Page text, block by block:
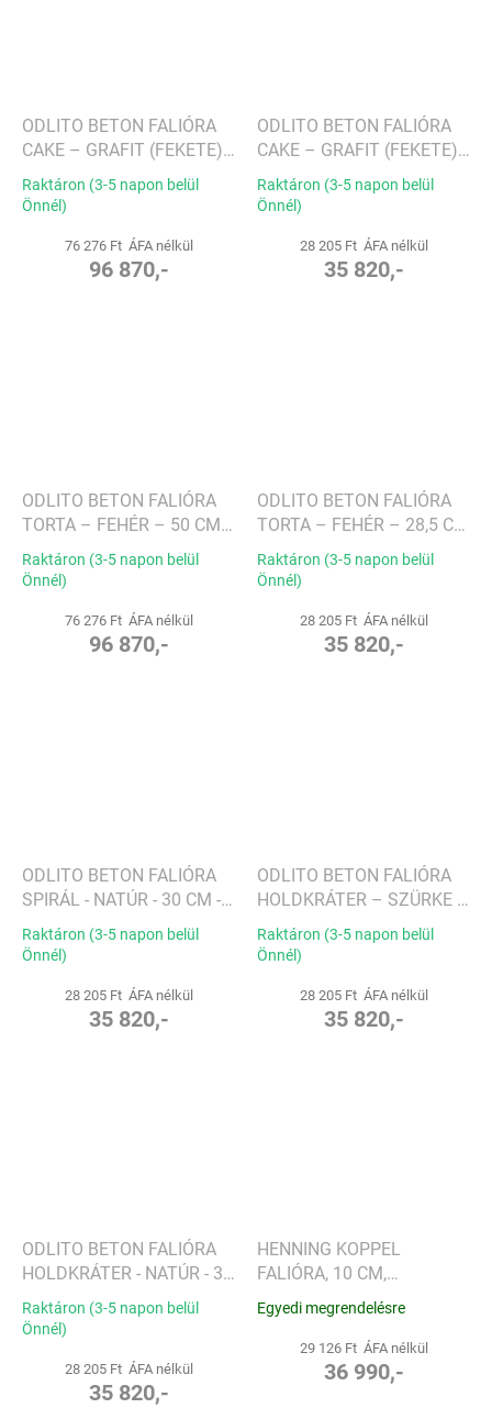
ODLITO BETON FALIÓRA
CAKE – GRAFIT (FEKETE)
– 50 CM – BARNA
MUTATÓK
Raktáron (3-5 napon belül
Önnél)
76 276 Ft ÁFA nélkül
96 870,-
ODLITO BETON FALIÓRA
CAKE – GRAFIT (FEKETE)
– 28,5 CM – BARNA
MUTATÓK
Raktáron (3-5 napon belül
Önnél)
28 205 Ft ÁFA nélkül
35 820,-
ODLITO BETON FALIÓRA
TORTA – FEHÉR – 50 CM
– BARNA MUTATÓK
Raktáron (3-5 napon belül
Önnél)
76 276 Ft ÁFA nélkül
96 870,-
ODLITO BETON FALIÓRA
TORTA – FEHÉR – 28,5 CM
– BARNA MUTATÓK
Raktáron (3-5 napon belül
Önnél)
28 205 Ft ÁFA nélkül
35 820,-
ODLITO BETON FALIÓRA
SPIRÁL - NATÚR - 30 CM -
BARNA MUTATÓK
Raktáron (3-5 napon belül
Önnél)
28 205 Ft ÁFA nélkül
35 820,-
ODLITO BETON FALIÓRA
HOLDKRÁTER – SZÜRKE –
30 CM – FEKETE
MUTATÓK
Raktáron (3-5 napon belül
Önnél)
28 205 Ft ÁFA nélkül
35 820,-
ODLITO BETON FALIÓRA
HOLDKRÁTER - NATÚR - 30
CM - BARNA MUTATÓK
Raktáron (3-5 napon belül
Önnél)
28 205 Ft ÁFA nélkül
35 820,-
HENNING KOPPEL
FALIÓRA, 10 CM,
POLÍROZOTT
ROZSDAMENTES ACÉL -
GEORG JENSEN
Egyedi megrendelésre
29 126 Ft ÁFA nélkül
36 990,-